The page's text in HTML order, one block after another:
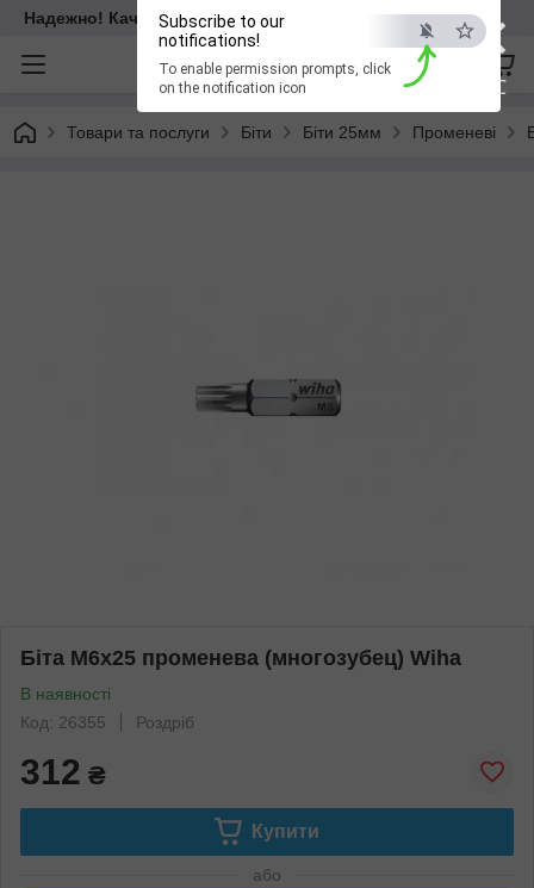
×
ESC
Subscribe to our
notifications!
To enable permission prompts, click
on the notification icon
Надежно! Качественно! Для всех!
Товари та послуги Біти Біти 25мм Променеві
Біта M6x25 променева (многозубец) Wiha
В наявності
Код: 26355
Роздріб
312 ₴
Купити
або